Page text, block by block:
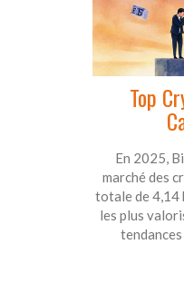
Top
En 2025,
marché des
totale de 4,14
les plus